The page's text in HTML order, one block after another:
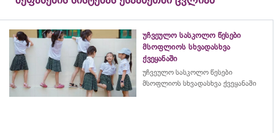
უჩვეულო სასკოლო წესები
მსოფლიოს სხვადასხვა
ქვეყანაში
უჩვეულო სასკოლო წესები
მსოფლიოს სხვადასხვა ქვეყანაში